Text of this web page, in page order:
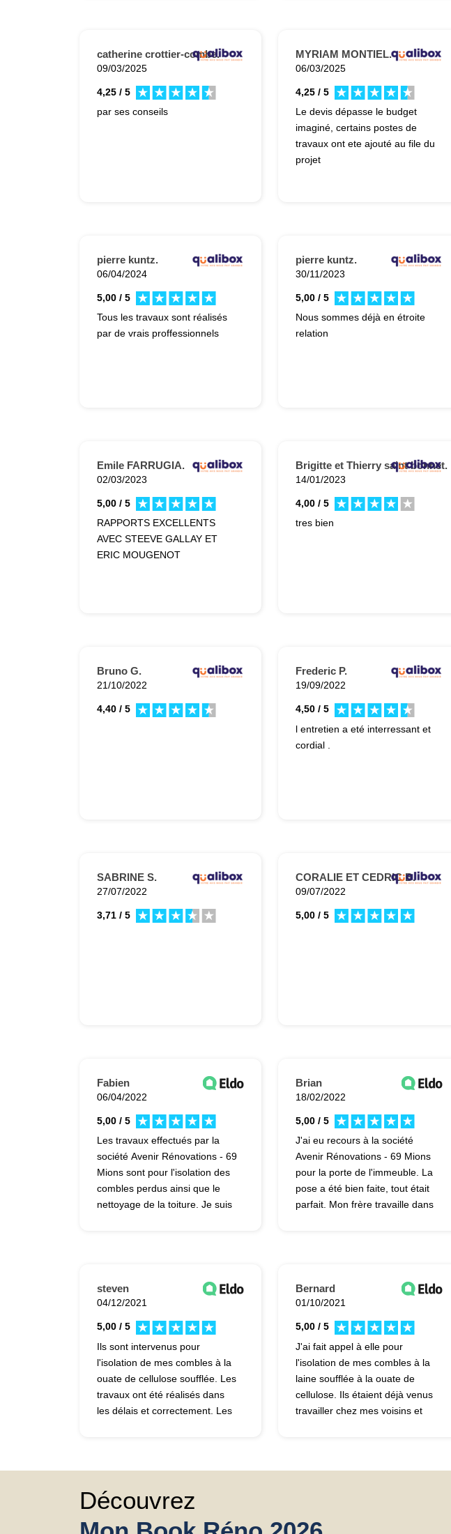
catherine crottier-combe.
09/03/2025
4,25 / 5
par ses conseils
MYRIAM MONTIEL.
06/03/2025
4,25 / 5
Le devis dépasse le budget
imaginé, certains postes de
travaux ont ete ajouté au file du
projet
pierre kuntz.
06/04/2024
5,00 / 5
Tous les travaux sont réalisés
par de vrais proffessionnels
pierre kuntz.
30/11/2023
5,00 / 5
Nous sommes déjà en étroite
relation
Emile FARRUGIA.
02/03/2023
5,00 / 5
RAPPORTS EXCELLENTS
AVEC STEEVE GALLAY ET
ERIC MOUGENOT
Brigitte et Thierry saint bonnet.
14/01/2023
4,00 / 5
tres bien
Bruno G.
21/10/2022
4,40 / 5
Frederic P.
19/09/2022
4,50 / 5
l entretien a eté interressant et
cordial .
SABRINE S.
27/07/2022
3,71 / 5
CORALIE ET CEDRIC B.
09/07/2022
5,00 / 5
Fabien
06/04/2022
5,00 / 5
Les travaux effectués par la
société Avenir Rénovations - 69
Mions sont pour l'isolation des
combles perdus ainsi que le
nettoyage de la toiture. Je suis
recommander.
Brian
18/02/2022
5,00 / 5
J'ai eu recours à la société
Avenir Rénovations - 69 Mions
pour la porte de l'immeuble. La
pose a été bien faite, tout était
parfait. Mon frère travaille dans
recommander la société.
steven
04/12/2021
5,00 / 5
Ils sont intervenus pour
l'isolation de mes combles à la
ouate de cellulose soufflée. Les
travaux ont été réalisés dans
les délais et correctement. Les
Bernard
01/10/2021
5,00 / 5
J'ai fait appel à elle pour
l'isolation de mes combles à la
laine soufflée à la ouate de
cellulose. Ils étaient déjà venus
travailler chez mes voisins et
Découvrez